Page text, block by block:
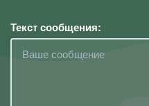
Текст сообщения: